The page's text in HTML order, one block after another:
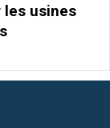
les usines